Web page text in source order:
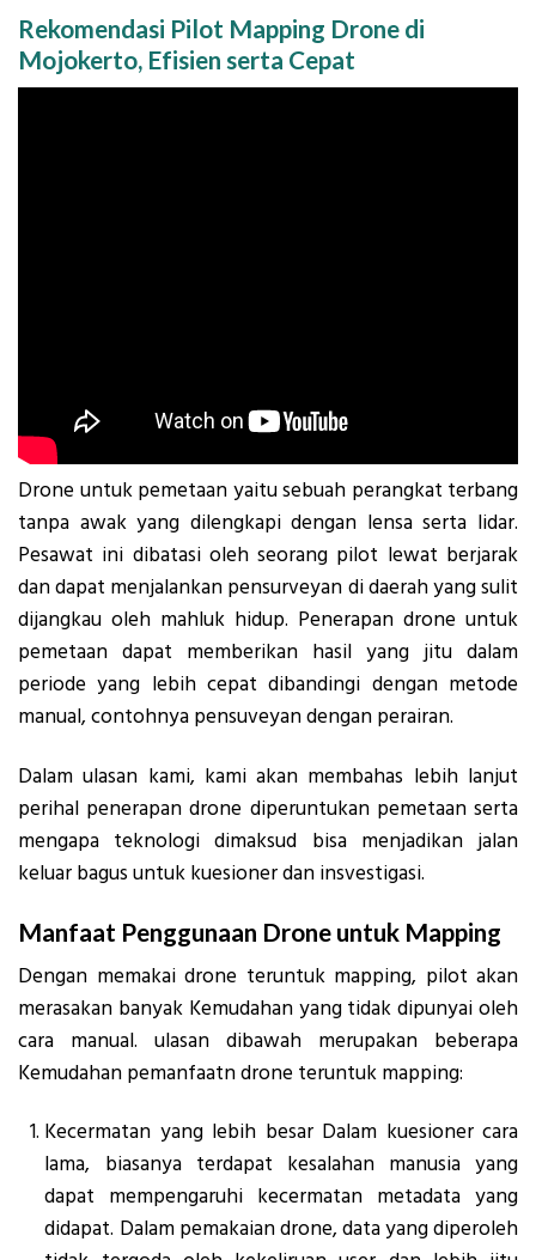
Rekomendasi Pilot Mapping Drone di
Mojokerto, Efisien serta Cepat
Drone untuk pemetaan yaitu sebuah perangkat terbang
tanpa awak yang dilengkapi dengan lensa serta lidar.
Pesawat ini dibatasi oleh seorang pilot lewat berjarak
dan dapat menjalankan pensurveyan di daerah yang sulit
dijangkau oleh mahluk hidup. Penerapan drone untuk
pemetaan dapat memberikan hasil yang jitu dalam
periode yang lebih cepat dibandingi dengan metode
manual, contohnya pensuveyan dengan perairan.
Dalam ulasan kami, kami akan membahas lebih lanjut
perihal penerapan drone diperuntukan pemetaan serta
mengapa teknologi dimaksud bisa menjadikan jalan
keluar bagus untuk kuesioner dan insvestigasi.
Manfaat Penggunaan Drone untuk Mapping
Dengan memakai drone teruntuk mapping, pilot akan
merasakan banyak Kemudahan yang tidak dipunyai oleh
cara manual. ulasan dibawah merupakan beberapa
Kemudahan pemanfaatn drone teruntuk mapping:
Kecermatan yang lebih besar Dalam kuesioner cara
lama, biasanya terdapat kesalahan manusia yang
dapat mempengaruhi kecermatan metadata yang
didapat. Dalam pemakaian drone, data yang diperoleh